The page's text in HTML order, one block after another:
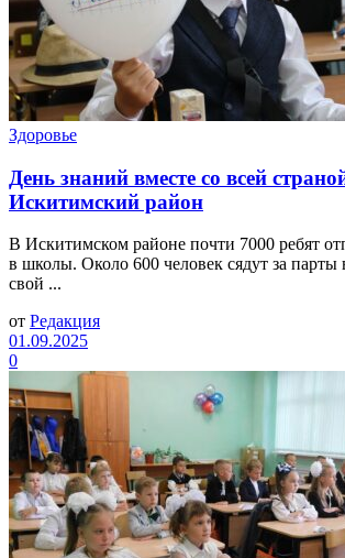
Здоровье
День знаний вместе со всей
Искитимский район
В Искитимском районе почти 7000 ребят
в школы. Около 600 человек сядут за парты
свой ...
от Редакция
01.09.2025
0